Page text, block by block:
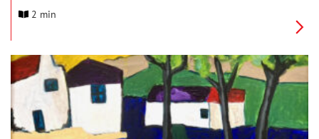
vroegste werken naast haar meest recente pasteltekeningen
moment van mentale ademruimte in een overvolle, snelle
wereld.
2 min